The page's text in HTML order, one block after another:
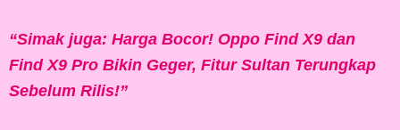
“Simak juga: Harga Bocor! Oppo Find X9 dan
Find X9 Pro Bikin Geger, Fitur Sultan Terungkap
Sebelum Rilis!”